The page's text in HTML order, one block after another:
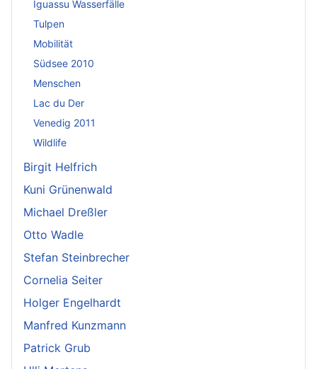
Iguassu Wasserfälle
Tulpen
Mobilität
Südsee 2010
Menschen
Lac du Der
Venedig 2011
Wildlife
Birgit Helfrich
Kuni Grünenwald
Michael Dreßler
Otto Wadle
Stefan Steinbrecher
Cornelia Seiter
Holger Engelhardt
Manfred Kunzmann
Patrick Grub